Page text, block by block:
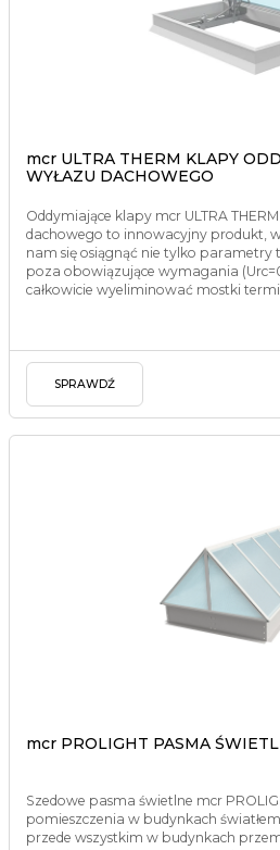
mcr ULTRA THERM KLAPY
WYŁAZU DACHOWEGO
Oddymiające klapy mcr ULTRA
dachowego to innowacyjny produkt,
nam się osiągnąć nie tylko parametry
poza obowiązujące wymagania
całkowicie wyeliminować mostki
SPRAWDŹ
mcr PROLIGHT PASMA
Szedowe pasma świetlne mcr
pomieszczenia w budynkach
przede wszystkim w budynkach